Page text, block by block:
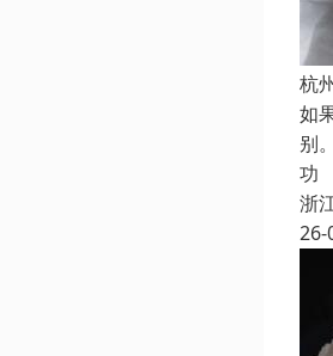
杭
如
别
功
浙
26-